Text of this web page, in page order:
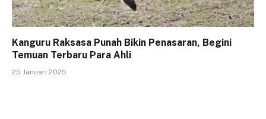
Kanguru Raksasa Punah Bikin Penasaran, Begini
Temuan Terbaru Para Ahli
25 Januari 2025